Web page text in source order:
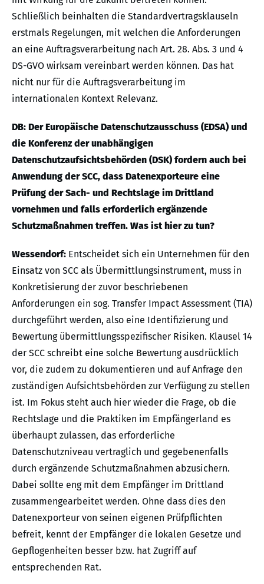
Schließlich beinhalten die Standardvertragsklauseln
erstmals Regelungen, mit welchen die Anforderungen
an eine Auftragsverarbeitung nach Art. 28. Abs. 3 und 4
DS-GVO wirksam vereinbart werden können. Das hat
nicht nur für die Auftragsverarbeitung im
internationalen Kontext Relevanz.
DB: Der Europäische Datenschutzausschuss (EDSA) und
die Konferenz der unabhängigen
Datenschutzaufsichtsbehörden (DSK) fordern auch bei
Anwendung der SCC, dass Datenexporteure eine
Prüfung der Sach- und Rechtslage im Drittland
vornehmen und falls erforderlich ergänzende
Schutzmaßnahmen treffen. Was ist hier zu tun?
Wessendorf: Entscheidet sich ein Unternehmen für den
Einsatz von SCC als Übermittlungsinstrument, muss in
Konkretisierung der zuvor beschriebenen
Anforderungen ein sog. Transfer Impact Assessment (TIA)
durchgeführt werden, also eine Identifizierung und
Bewertung übermittlungsspezifischer Risiken. Klausel 14
der SCC schreibt eine solche Bewertung ausdrücklich
vor, die zudem zu dokumentieren und auf Anfrage den
zuständigen Aufsichtsbehörden zur Verfügung zu stellen
ist. Im Fokus steht auch hier wieder die Frage, ob die
Rechtslage und die Praktiken im Empfängerland es
überhaupt zulassen, das erforderliche
Datenschutzniveau vertraglich und gegebenenfalls
durch ergänzende Schutzmaßnahmen abzusichern.
Dabei sollte eng mit dem Empfänger im Drittland
zusammengearbeitet werden. Ohne dass dies den
Datenexporteur von seinen eigenen Prüfpflichten
befreit, kennt der Empfänger die lokalen Gesetze und
Gepflogenheiten besser bzw. hat Zugriff auf
entsprechenden Rat.